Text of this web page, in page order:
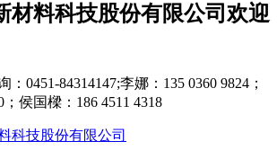
材料科技股份有限公司欢迎
0451-84314147;李娜：135 0360 9824；
侯国樑：186 4511 4318